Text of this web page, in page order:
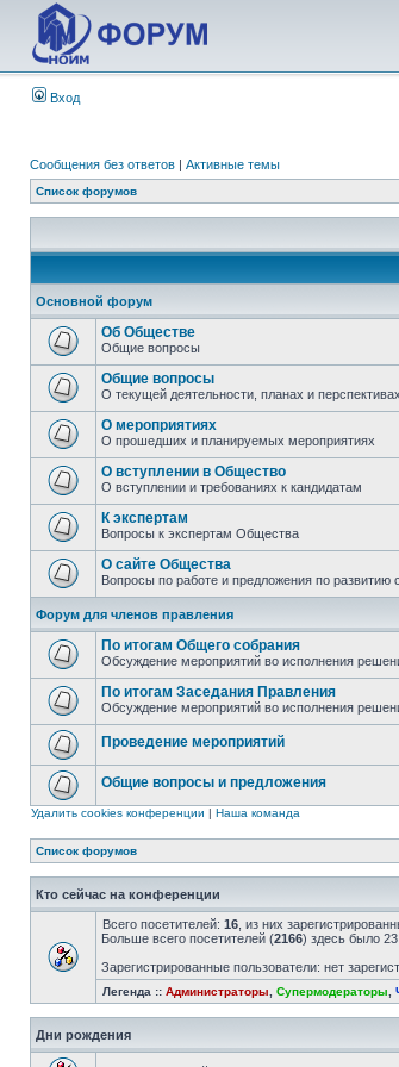
Вход
Сообщения без ответов | Активные темы
Список форумов
Основной форум
Об Обществе
Общие вопросы
Общие вопросы
О текущей деятельности, планах и перспективах
О мероприятиях
О прошедших и планируемых мероприятиях
О вступлении в Общество
О вступлении и требованиях к кандидатам
К экспертам
Вопросы к экспертам Общества
О сайте Общества
Вопросы по работе и предложения по развитию
Форум для членов правления
По итогам Общего собрания
Обсуждение мероприятий во исполнения
По итогам Заседания Правления
Обсуждение мероприятий во исполнения
Проведение мероприятий
Общие вопросы и предложения
Удалить cookies конференции | Наша команда
Список форумов
Кто сейчас на конференции
Всего посетителей: 16 , из них
Больше всего посетителей (2166) здесь было
Зарегистрированные пользователи: нет
Легенда :: Администраторы Супермодераторы
Дни рождения